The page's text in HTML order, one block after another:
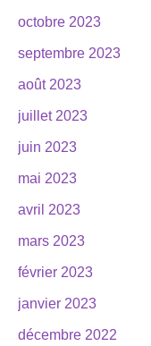
octobre 2023
septembre 2023
août 2023
juillet 2023
juin 2023
mai 2023
avril 2023
mars 2023
février 2023
janvier 2023
décembre 2022